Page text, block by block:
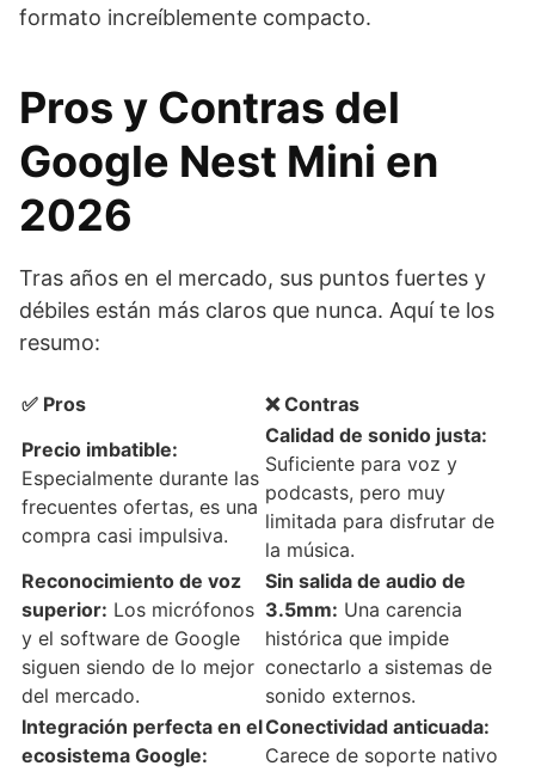
formato increíblemente compacto.
Pros y Contras del
Google Nest Mini en
2026
Tras años en el mercado, sus puntos fuertes y
débiles están más claros que nunca. Aquí te los
resumo:
✅ Pros
❌ Contras
Precio imbatible:
Especialmente durante las
frecuentes ofertas, es una
compra casi impulsiva.
Calidad de sonido justa:
Suficiente para voz y
podcasts, pero muy
limitada para disfrutar de
la música.
Reconocimiento de voz
superior: Los micrófonos
y el software de Google
siguen siendo de lo mejor
del mercado.
Sin salida de audio de
3.5mm: Una carencia
histórica que impide
conectarlo a sistemas de
sonido externos.
Integración perfecta en el
ecosistema Google:
Conectividad anticuada:
Carece de soporte nativo